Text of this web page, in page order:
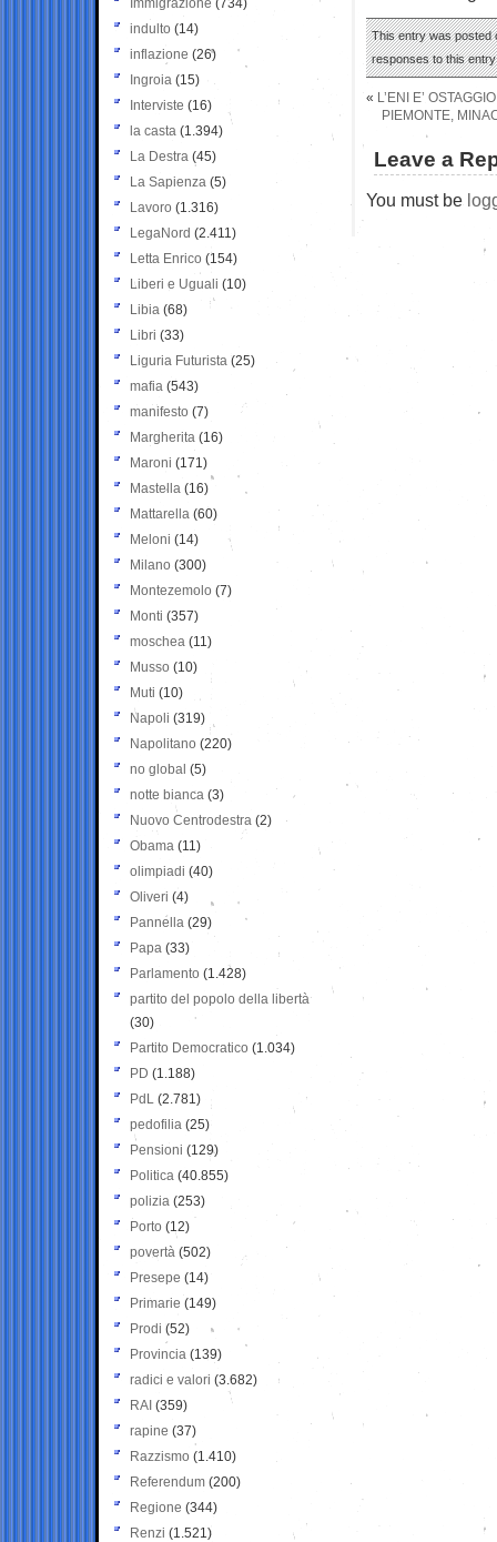
This entry was posted
responses to this
« L’ENI E’
PIEMONTE,
Leave a
You must be
Immigrazione (734)
indulto (14)
inflazione (26)
Ingroia (15)
Interviste (16)
la casta (1.394)
La Destra (45)
La Sapienza (5)
Lavoro (1.316)
LegaNord (2.411)
Letta Enrico (154)
Liberi e Uguali (10)
Libia (68)
Libri (33)
Liguria Futurista (25)
mafia (543)
manifesto (7)
Margherita (16)
Maroni (171)
Mastella (16)
Mattarella (60)
Meloni (14)
Milano (300)
Montezemolo (7)
Monti (357)
moschea (11)
Musso (10)
Muti (10)
Napoli (319)
Napolitano (220)
no global (5)
notte bianca (3)
Nuovo Centrodestra (2)
Obama (11)
olimpiadi (40)
Oliveri (4)
Pannella (29)
Papa (33)
Parlamento (1.428)
partito del popolo della libertà
(30)
Partito Democratico (1.034)
PD (1.188)
PdL (2.781)
pedofilia (25)
Pensioni (129)
Politica (40.855)
polizia (253)
Porto (12)
povertà (502)
Presepe (14)
Primarie (149)
Prodi (52)
Provincia (139)
radici e valori (3.682)
RAI (359)
rapine (37)
Razzismo (1.410)
Referendum (200)
Regione (344)
Renzi (1.521)